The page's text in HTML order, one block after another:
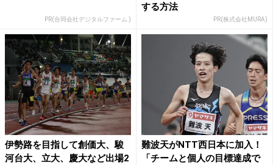
PR(合同会社デジタルファーム )
する方法
PR(株式会社MURA)
伊勢路を目指して創価大、駿
河台大、立大、慶大など出場2
難波天がNTT西日本に加入！
「チームと個人の目標達成で